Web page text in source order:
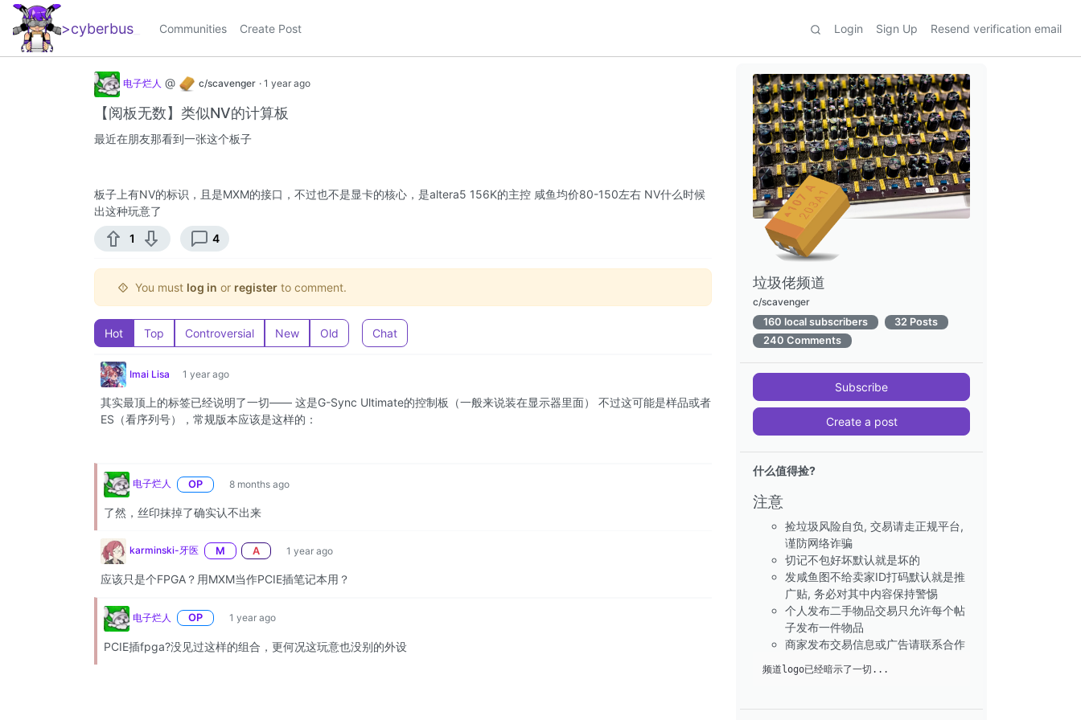
>cyberbus Communities Create Post Login Sign Up Resend verification email
电子烂人 @ c/scavenger · 1 year ago
【阅板无数】类似NV的计算板
最近在朋友那看到一张这个板子
板子上有NV的标识，且是MXM的接口，不过也不是显卡的核心，是altera5 156K的主控 咸鱼均价80-150左右 NV什么时候
出这种玩意了
1
4
You must log in or register to comment.
Hot Top Controversial New Old Chat
Imai Lisa 1 year ago
其实最顶上的标签已经说明了一切—— 这是G-Sync Ultimate的控制板（一般来说装在显示器里面） 不过这可能是样品或者
ES（看序列号），常规版本应该是这样的：
电子烂人 OP 8 months ago
了然，丝印抹掉了确实认不出来
karminski-牙医 M A 1 year ago
应该只是个FPGA？用MXM当作PCIE插笔记本用？
电子烂人 OP 1 year ago
PCIE插fpga?没见过这样的组合，更何况这玩意也没别的外设
垃圾佬频道
c/scavenger
160 local subscribers
32 Posts
240 Comments
Subscribe
Create a post
什么值得捡?
注意
捡垃圾风险自负, 交易请走正规平台,
谨防网络诈骗
切记不包好坏默认就是坏的
发咸鱼图不给卖家ID打码默认就是推
广贴, 务必对其中内容保持警惕
个人发布二手物品交易只允许每个帖
子发布一件物品
商家发布交易信息或广告请联系合作